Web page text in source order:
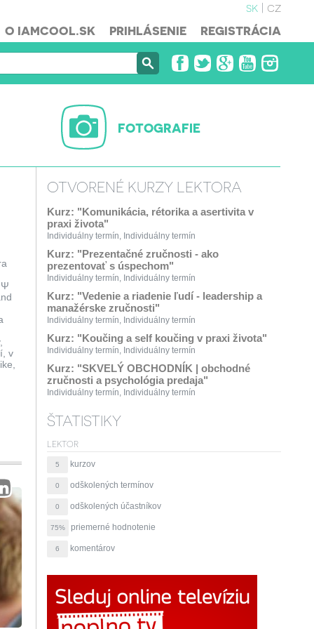
sk
cz
O IAMCOOL.SK
PRIHLÁSENIE REGISTRÁCIA
FOTOGRAFIE
Ψ
v
OTVORENÉ KURZY LEKTORA
Kurz: "Komunikácia, rétorika a asertivita v
praxi života"
Individuálny termín, Individuálny termín
Kurz: "Prezentačné zručnosti - ako
prezentovať s úspechom"
Individuálny termín, Individuálny termín
Kurz: "Vedenie a riadenie ľudí - leadership a
manažérske zručnosti"
Individuálny termín, Individuálny termín
Kurz: "Koučing a self koučing v praxi života"
Individuálny termín, Individuálny termín
Kurz: "SKVELÝ OBCHODNÍK | obchodné
zručnosti a psychológia predaja"
Individuálny termín, Individuálny termín
ŠTATISTIKY
LEKTOR
5 kurzov
0 odškolených termínov
0 odškolených účastníkov
75% priemerné hodnotenie
6 komentárov